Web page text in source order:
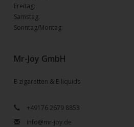
Mr-Joy GmbH
E-zigaretten & E-liquids
+49176 2679 8853
info@mr-joy.de
Freitag:
Samstag:
Sonntag/Montag: